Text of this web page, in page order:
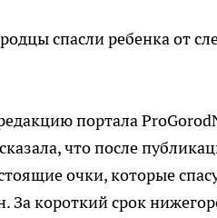
спасли ребенка от
портала
что после
очки, которые
За короткий срок